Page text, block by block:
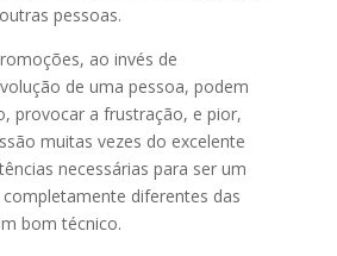
pessoas.
ao invés de
de uma pessoa, podem
provocar a frustração, e pior,
muitas vezes do excelente
necessárias para ser um
diferentes das
bom técnico.